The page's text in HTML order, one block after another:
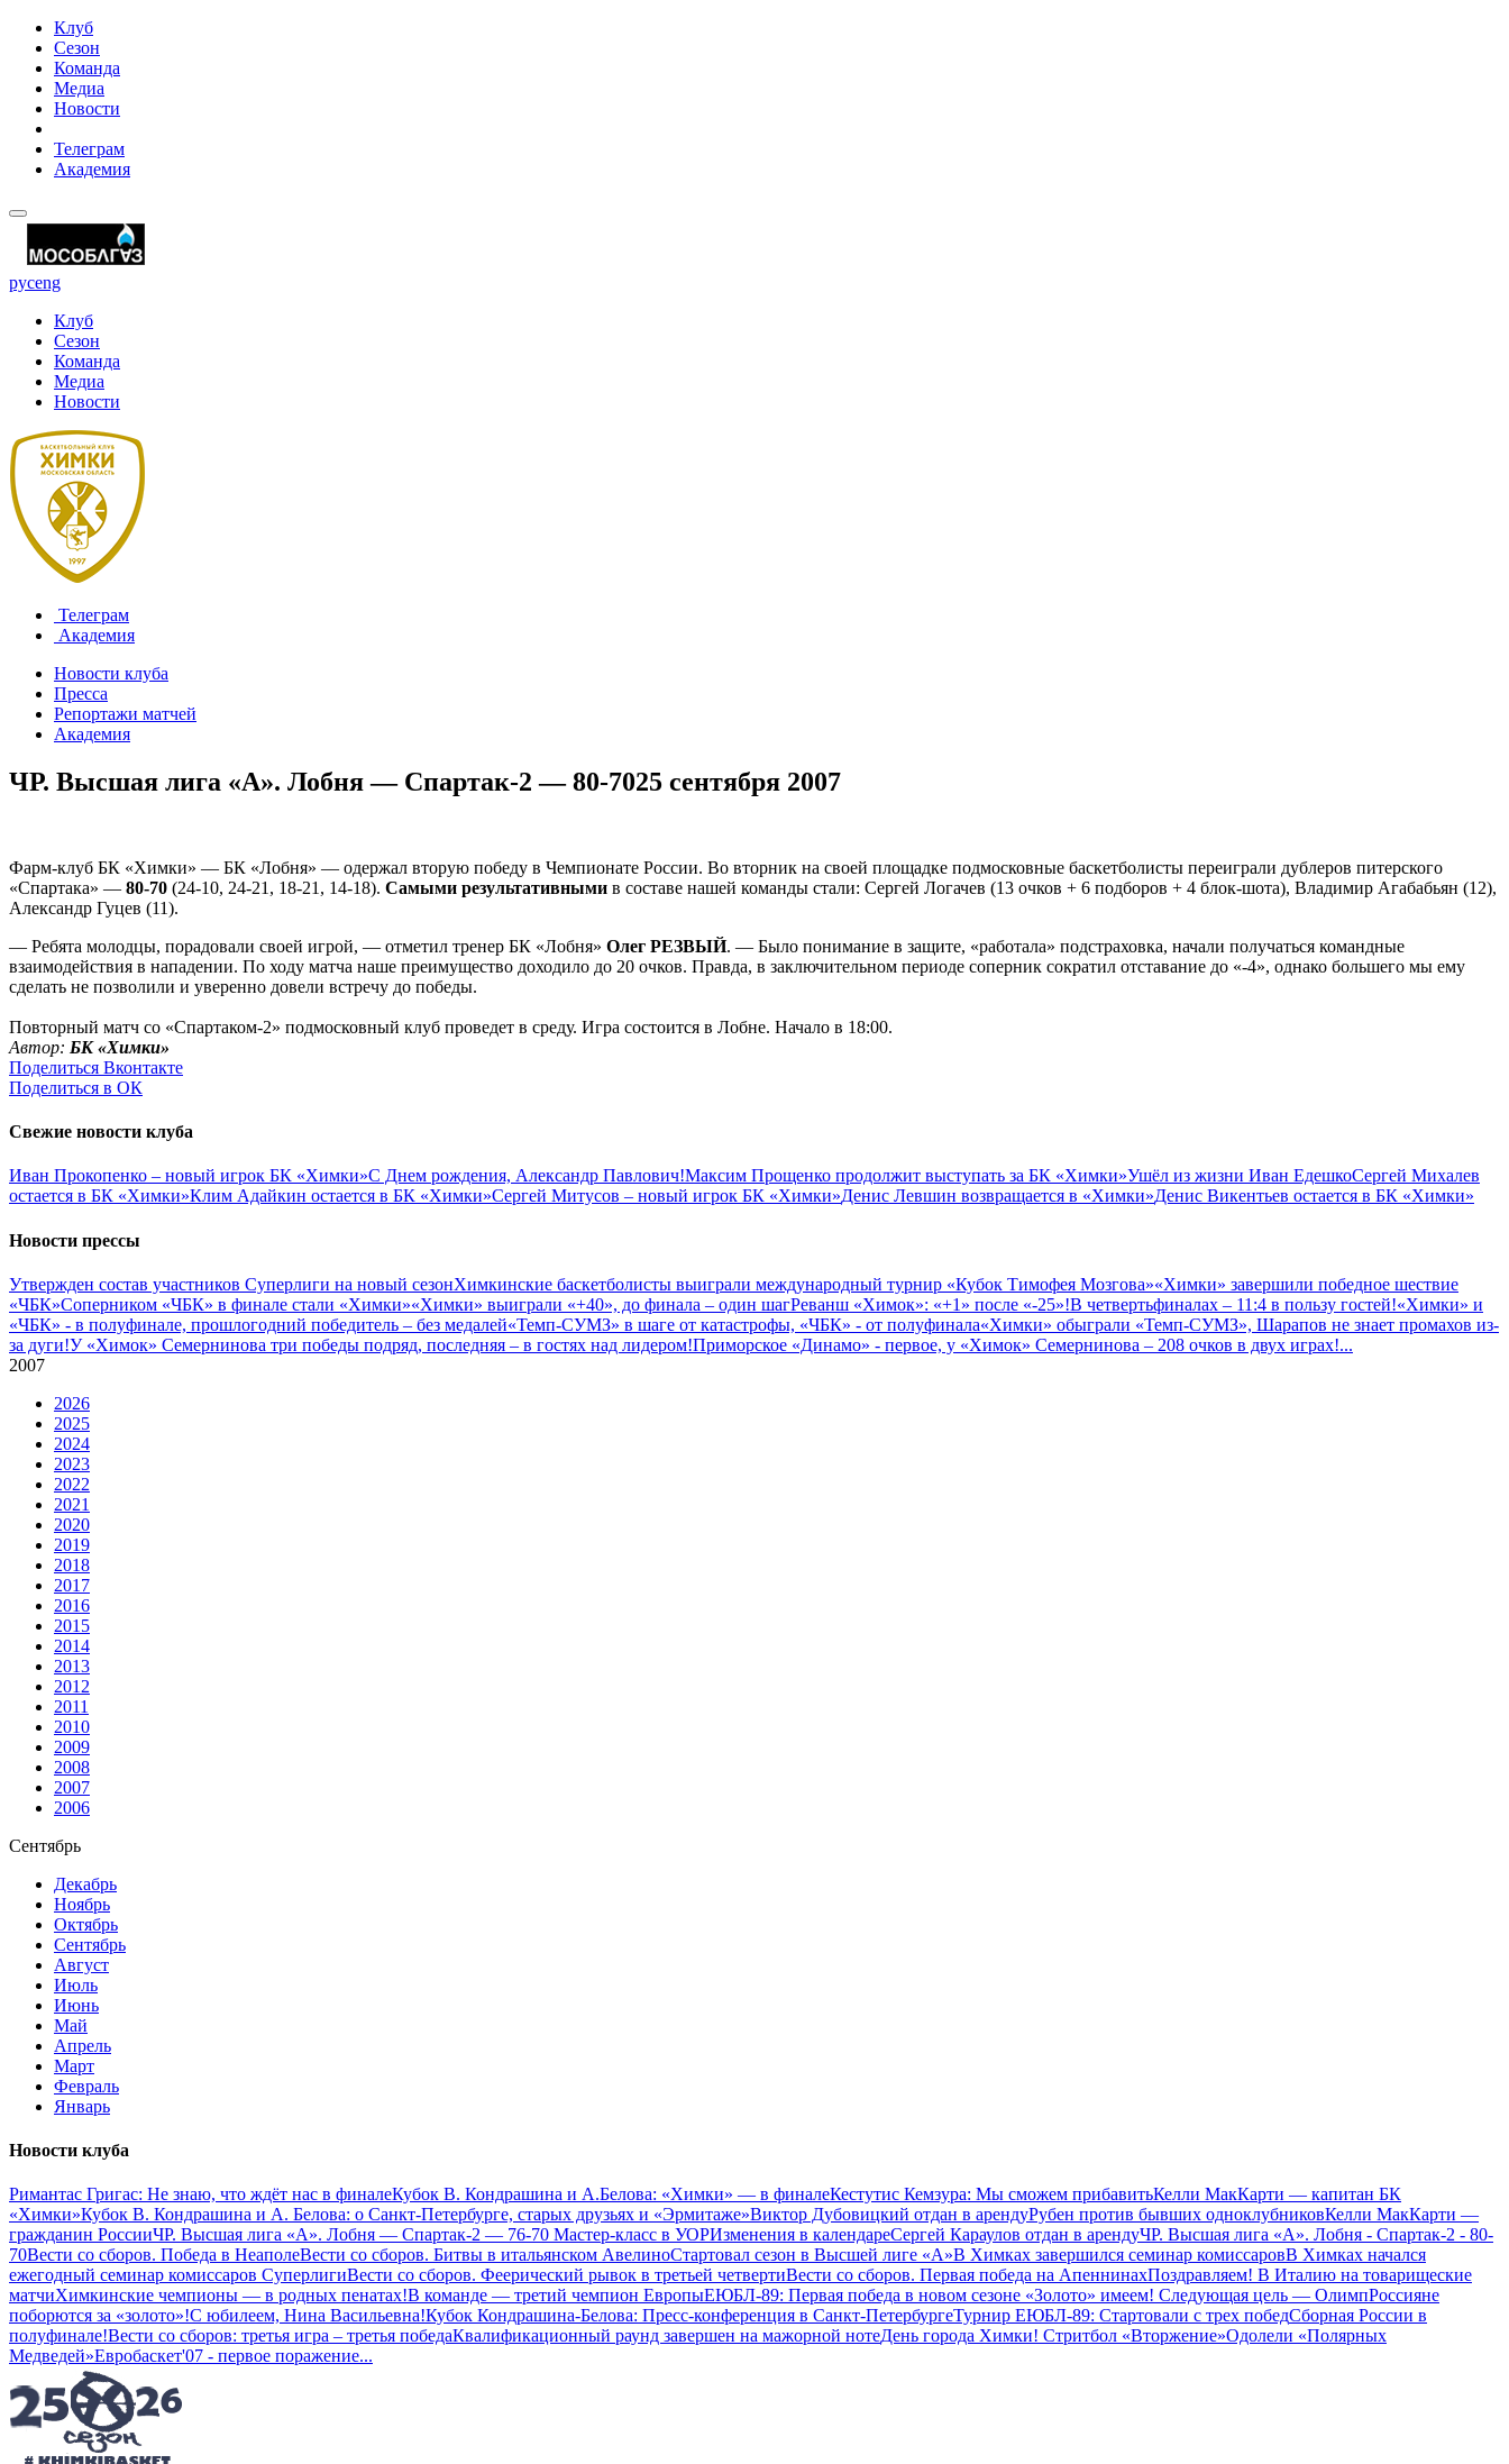
Клуб
Сезон
Команда
Медиа
Новости
Телеграм
Академия
русeng
Клуб
Сезон
Команда
Медиа
Новости
Телеграм
Академия
Новости клуба
Пресса
Репортажи матчей
Академия
ЧР. Высшая лига «А». Лобня — Спартак-2 — 80-7025 сентября 2007
Фарм-клуб БК «Химки» — БК «Лобня» — одержал вторую победу в Чемпионате России. Во вторник на своей площадке подмосковные баскетболисты переиграли дублеров питерского
«Спартака» — 80-70 (24-10, 24-21, 18-21, 14-18). Самыми результативными в составе нашей команды стали: Сергей Логачев (13 очков + 6 подборов + 4 блок-шота), Владимир Агабабьян (12),
Александр Гуцев (11).
— Ребята молодцы, порадовали своей игрой, — отметил тренер БК «Лобня» Олег РЕЗВЫЙ. — Было понимание в защите, «работала» подстраховка, начали получаться командные
взаимодействия в нападении. По ходу матча наше преимущество доходило до 20 очков. Правда, в заключительном периоде соперник сократил отставание до «-4», однако большего мы ему
сделать не позволили и уверенно довели встречу до победы.
Повторный матч со «Спартаком-2» подмосковный клуб проведет в среду. Игра состоится в Лобне. Начало в 18:00.
Автор: БК «Химки»
Поделиться Вконтакте
Поделиться в ОК
Свежие новости клуба
Иван Прокопенко – новый игрок БК «Химки»С Днем рождения, Александр Павлович!Максим Прощенко продолжит выступать за БК «Химки»Ушёл из жизни Иван ЕдешкоСергей Михалев
остается в БК «Химки»Клим Адайкин остается в БК «Химки»Сергей Митусов – новый игрок БК «Химки»Денис Левшин возвращается в «Химки»Денис Викентьев остается в БК «Химки»
Новости прессы
Утвержден состав участников Cуперлиги на новый сезонХимкинские баскетболисты выиграли международный турнир «Кубок Тимофея Мозгова»«Химки» завершили победное шествие
«ЧБК»Соперником «ЧБК» в финале стали «Химки»«Химки» выиграли «+40», до финала – один шагРеванш «Химок»: «+1» после «-25»!В четвертьфиналах – 11:4 в пользу гостей!«Химки» и
«ЧБК» - в полуфинале, прошлогодний победитель – без медалей«Темп-СУМЗ» в шаге от катастрофы, «ЧБК» - от полуфинала«Химки» обыграли «Темп-СУМЗ», Шарапов не знает промахов из-
за дуги!У «Химок» Семернинова три победы подряд, последняя – в гостях над лидером!Приморское «Динамо» - первое, у «Химок» Семернинова – 208 очков в двух играх!...
2007
2026
2025
2024
2023
2022
2021
2020
2019
2018
2017
2016
2015
2014
2013
2012
2011
2010
2009
2008
2007
2006
Сентябрь
Декабрь
Ноябрь
Октябрь
Сентябрь
Август
Июль
Июнь
Май
Апрель
Март
Февраль
Январь
Новости клуба
Римантас Григас: Не знаю, что ждёт нас в финалеКубок В. Кондрашина и А.Белова: «Химки» — в финалеКестутис Кемзура: Мы сможем прибавитьКелли МакКарти — капитан БК
«Химки»Кубок В. Кондрашина и А. Белова: о Санкт-Петербурге, старых друзьях и «Эрмитаже»Виктор Дубовицкий отдан в арендуРубен против бывших одноклубниковКелли МакКарти —
гражданин РоссииЧР. Высшая лига «А». Лобня — Спартак-2 — 76-70 Мастер-класс в УОРИзменения в календареСергей Караулов отдан в арендуЧР. Высшая лига «А». Лобня - Спартак-2 - 80-
70Вести со сборов. Победа в НеаполеВести со сборов. Битвы в итальянском АвелиноСтартовал сезон в Высшей лиге «А»В Химках завершился семинар комиссаровВ Химках начался
ежегодный семинар комиссаров СуперлигиВести со сборов. Феерический рывок в третьей четвертиВести со сборов. Первая победа на АпеннинахПоздравляем! В Италию на товарищеские
матчиХимкинские чемпионы — в родных пенатах!В команде — третий чемпион ЕвропыЕЮБЛ-89: Первая победа в новом сезоне «Золото» имеем! Следующая цель — ОлимпРоссияне
поборются за «золото»!С юбилеем, Нина Васильевна!Кубок Кондрашина-Белова: Пресс-конференция в Санкт-ПетербургеТурнир ЕЮБЛ-89: Стартовали с трех победСборная России в
полуфинале!Вести со сборов: третья игра – третья победаКвалификационный раунд завершен на мажорной нотеДень города Химки! Стритбол «Вторжение»Одолели «Полярных
Медведей»Евробаскет'07 - первое поражение...